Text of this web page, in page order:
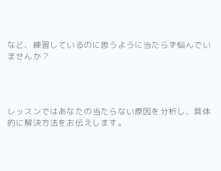
など、練習しているのに思うように当たらず悩んでい
ませんか？
レッスンではあなたの当たらない原因を分析し、具体
的に解決方法をお伝えします。